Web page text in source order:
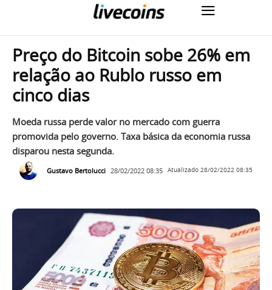
Preço do Bitcoin sobe 26% em
relação ao Rublo russo em
cinco dias
Moeda russa perde valor no mercado com guerra
promovida pelo governo. Taxa básica da economia russa
disparou nesta segunda.
Gustavo Bertolucci 28/02/2022 08:35 Atualizado 28/02/2022 08:35